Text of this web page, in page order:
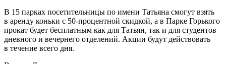
В 15 парках посетительницы по имени Татьяна смогут взять
в аренду коньки с 50-процентной скидкой, а в Парке Горького
прокат будет бесплатным как для Татьян, так и для студентов
дневного и вечернего отделений. Акции будут действовать
в течение всего дня.